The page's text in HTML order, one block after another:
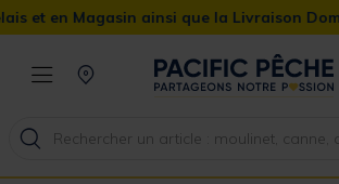
Magasin ainsi que la Livraison Domicile